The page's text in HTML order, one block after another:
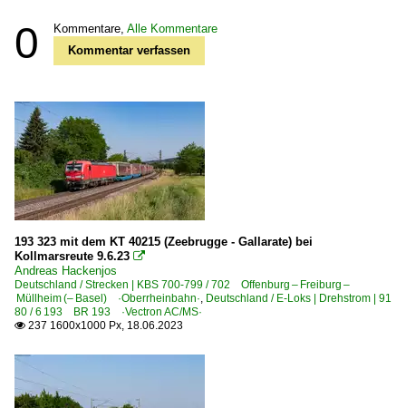
0 Kommentare, Alle Kommentare
Kommentar verfassen
193 323 mit dem KT 40215 (Zeebrugge - Gallarate) bei
Kollmarsreute 9.6.23 
Andreas Hackenjos
Deutschland / Strecken | KBS 700-799 / 702 Offenburg – Freiburg –
Müllheim (– Basel) ·Oberrheinbahn·, Deutschland / E-Loks | Drehstrom | 91
80 / 6 193 BR 193 ·Vectron AC/MS·
 237 1600x1000 Px, 18.06.2023